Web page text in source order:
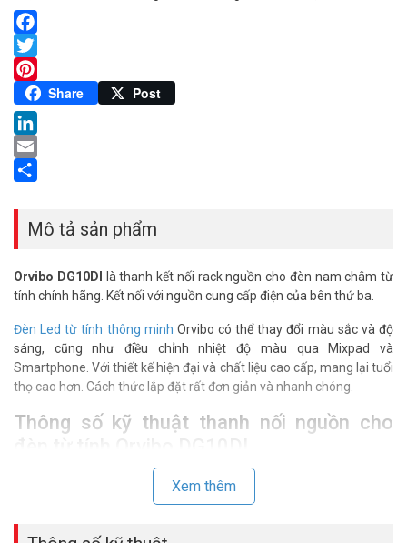
Facebook
Twitter
Pinterest
Share Post
LinkedIn
Email
Mô tả sản phẩm
Orvibo DG10DI là thanh kết nối rack nguồn cho đèn nam châm từ
tính chính hãng. Kết nối với nguồn cung cấp điện của bên thứ ba.
Đèn Led từ tính thông minh Orvibo có thể thay đổi màu sắc và độ
sáng, cũng như điều chỉnh nhiệt độ màu qua Mixpad và
Smartphone. Với thiết kế hiện đại và chất liệu cao cấp, mang lại tuổi
thọ cao hơn. Cách thức lắp đặt rất đơn giản và nhanh chóng.
Thông số kỹ thuật thanh nối nguồn cho
– Chất liệu: Đồng, polycarbonate.
Xem thêm